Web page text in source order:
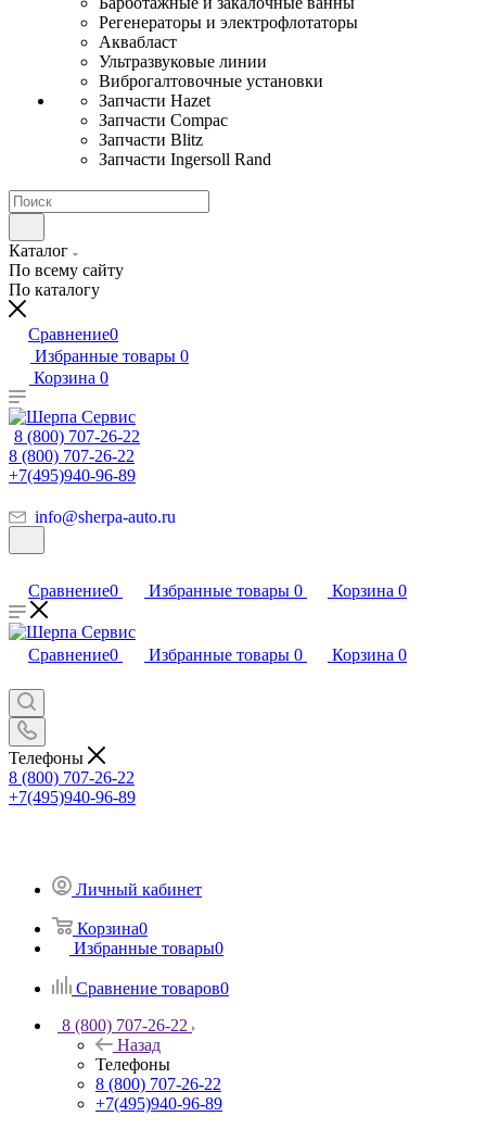
Регенераторы и электрофлотаторы
Аквабласт
Ультразвуковые линии
Виброгалтовочные установки
Запчасти Hazet
Запчасти Compac
Запчасти Blitz
Запчасти Ingersoll Rand
Каталог
По всему сайту
По каталогу
Сравнение0
Избранные товары 0
Корзина 0
8 (800) 707-26-22
8 (800) 707-26-22
+7(495)940-96-89
info@sherpa-auto.ru
Сравнение0 Избранные товары 0 Корзина 0
Сравнение0 Избранные товары 0 Корзина 0
Телефоны
8 (800) 707-26-22
+7(495)940-96-89
Личный кабинет
Корзина0
Избранные товары0
Сравнение товаров0
8 (800) 707-26-22
Назад
Телефоны
8 (800) 707-26-22
+7(495)940-96-89